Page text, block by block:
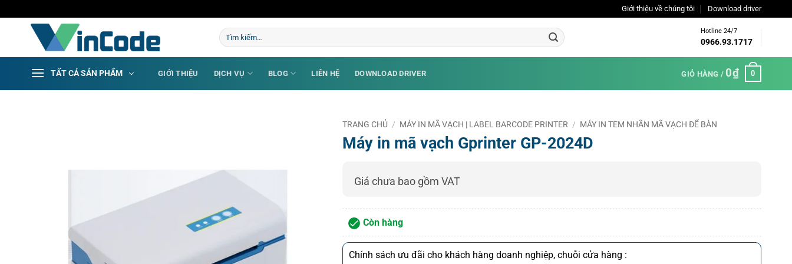
qua
Giới thiệu về chúng tôi Download driver
Tìm
kiếm:
Hotline 24/7
0966.93.1717
TẤT CẢ SẢN PHẨM GIỚI THIỆU DỊCH VỤ BLOG LIÊN HỆ DOWNLOAD DRIVER GIỎ HÀNG / 0₫ 0
TRANG CHỦ / MÁY IN MÃ VẠCH | LABEL BARCODE PRINTER / MÁY IN TEM NHÃN MÃ VẠCH ĐỂ BÀN
Máy in mã vạch Gprinter GP-2024D
Giá chưa bao gồm VAT
Còn hàng
Chính sách ưu đãi cho khách hàng doanh nghiệp, chuỗi cửa hàng :